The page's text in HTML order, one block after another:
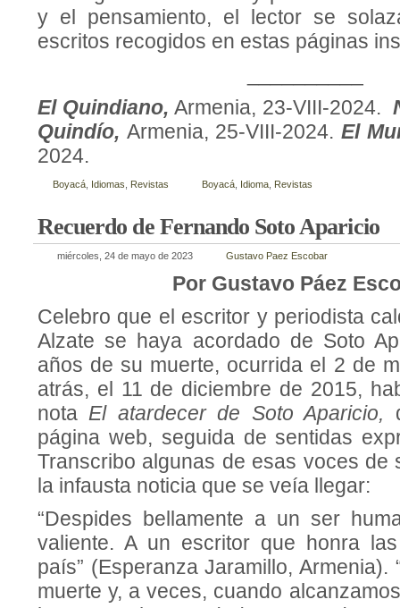
y el pensamiento, el lector se
escritos recogidos en estas páginas
El Quindiano,Armenia, 23-VIII-2024.
Quindío, Armenia, 25-VIII-2024.El
2024.
Boyacá Idiomas Revistas Boyacá Idioma Revistas
Recuerdo de Fernando Soto Aparicio
miércoles, 24 de mayo de 2023 Gustavo Paez Escobar
Por Gustavo Páez
Celebro que el escritor y periodista
Alzate se haya acordado de Soto
años de su muerte, ocurrida el 2 de
atrás, el 11 de diciembre de 2015,
notaEl atardecer de Soto Aparicio,
página web, seguida de sentidas
Transcribo algunas de esas voces de
la infausta noticia que se veía llegar:
“Despides bellamente a un ser
valiente. A un escritor que honra
país” (Esperanza Jaramillo, Armenia).
muerte y, a veces, cuando